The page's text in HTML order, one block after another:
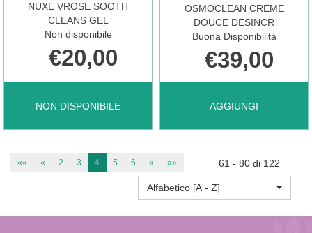
DISPONIBILE DISPONIBILE
NUXE VROSE SOOTH
CLEANS GEL
Non disponibile
€20,00
NON DISPONIBILE
NUXE
OSMOCLEAN CREME
DOUCE DESINCR
Buona Disponibilità
€39,00
AGGIUNGI
AGGIUNGI
DOUCE
«« « 2 3 4 5 6 » »» 61 - 80 di 122
Alfabetico [A - Z]